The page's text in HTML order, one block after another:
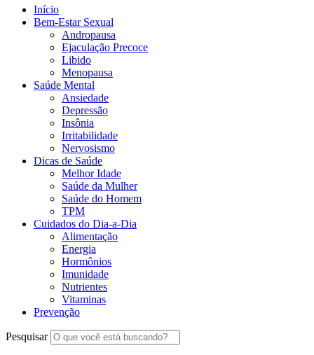
Início
Bem-Estar Sexual
Andropausa
Ejaculação Precoce
Libido
Menopausa
Saúde Mental
Ansiedade
Depressão
Insônia
Irritabilidade
Nervosismo
Dicas de Saúde
Melhor Idade
Saúde da Mulher
Saúde do Homem
TPM
Cuidados do Dia-a-Dia
Alimentação
Energia
Hormônios
Imunidade
Nutrientes
Vitaminas
Prevenção
Pesquisar